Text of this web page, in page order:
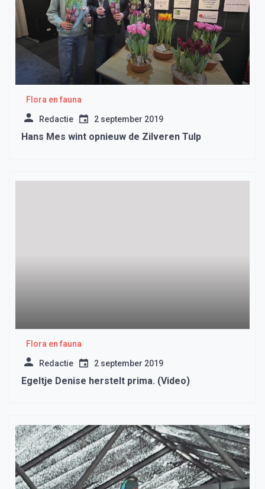
Flora en fauna
Redactie 2 september 2019
Hans Mes wint opnieuw de Zilveren Tulp
Flora en fauna
Redactie 2 september 2019
Egeltje Denise herstelt prima. (Video)